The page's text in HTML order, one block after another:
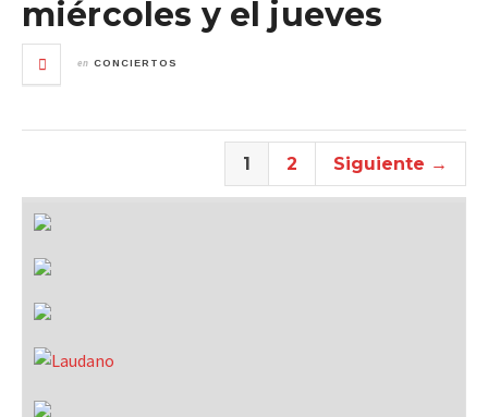
miércoles y el jueves
en CONCIERTOS
1 2 Siguiente →